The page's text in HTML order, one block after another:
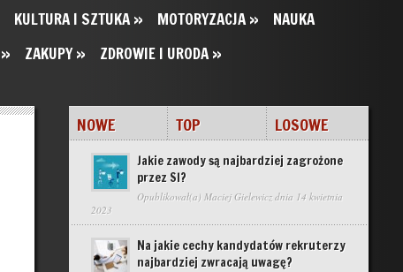
KULTURA I SZTUKA » MOTORYZACJA »
NAUKA
» ZAKUPY» ZDROWIE I URODA »
NOWE TOP LOSOWE
Jakie zawody są najbardziej zagrożone
przez SI?
Opublikował(a) Maciej Gielewiczdnia 14 kwietnia
2023
Na jakie cechy kandydatów rekruterzy
najbardziej zwracają uwagę?